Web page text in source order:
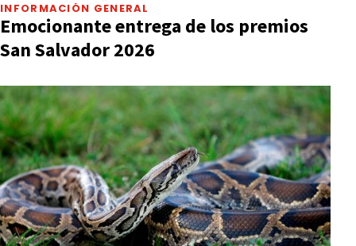
INFORMACIÓN GENERAL
Emocionante entrega de los premios
San Salvador 2026